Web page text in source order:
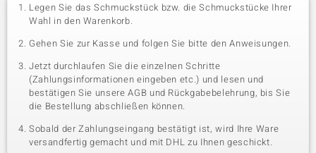
Legen Sie das Schmuckstück bzw. die Schmuckstücke Ihrer
Wahl in den Warenkorb.
Gehen Sie zur Kasse und folgen Sie bitte den Anweisungen.
Jetzt durchlaufen Sie die einzelnen Schritte
(Zahlungsinformationen eingeben etc.) und lesen und
bestätigen Sie unsere AGB und Rückgabebelehrung, bis Sie
die Bestellung abschließen können.
Sobald der Zahlungseingang bestätigt ist, wird Ihre Ware
versandfertig gemacht und mit DHL zu Ihnen geschickt.